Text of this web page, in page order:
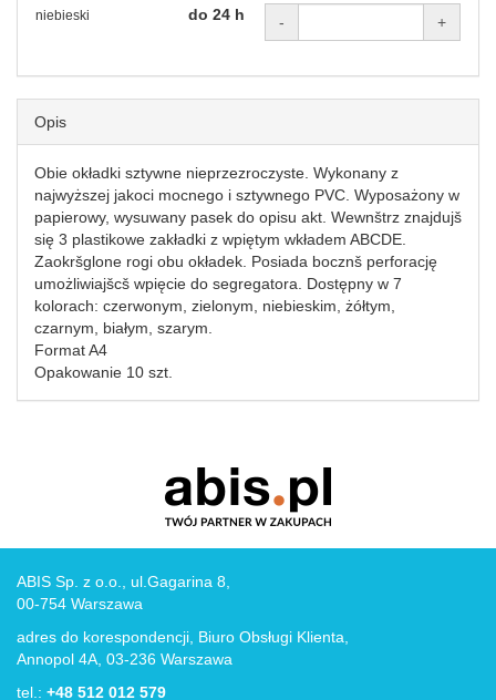
niebieski do 24 h - +
Opis
Obie okładki sztywne nieprzezroczyste. Wykonany z
najwyższej jakoci mocnego i sztywnego PVC. Wyposażony w
papierowy, wysuwany pasek do opisu akt. Wewnštrz znajdujš
się 3 plastikowe zakładki z wpiętym wkładem ABCDE.
Zaokršglone rogi obu okładek. Posiada bocznš perforację
umożliwiajšcš wpięcie do segregatora. Dostępny w 7
kolorach: czerwonym, zielonym, niebieskim, żółtym,
czarnym, białym, szarym.
Format A4
Opakowanie 10 szt.
ABIS Sp. z o.o., ul.Gagarina 8,
00-754 Warszawa
adres do korespondencji, Biuro Obsługi Klienta,
Annopol 4A, 03-236 Warszawa
tel.: +48 512 012 579